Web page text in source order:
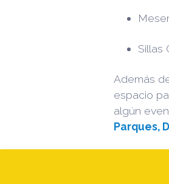
Sillas
Además
espacio
algún
Parques,